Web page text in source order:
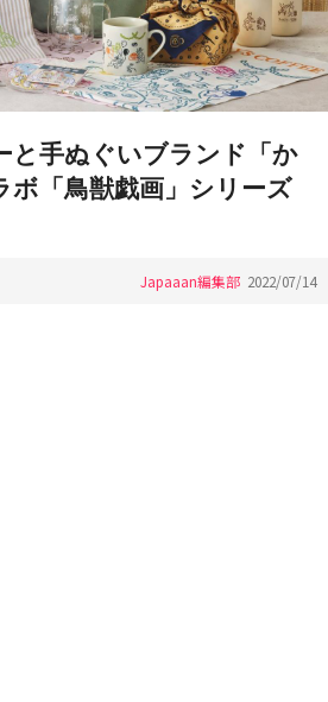
と手ぬぐいブランド「か
ボ「鳥獣戯画」シリーズ
Japaaan編集部 2022/07/14